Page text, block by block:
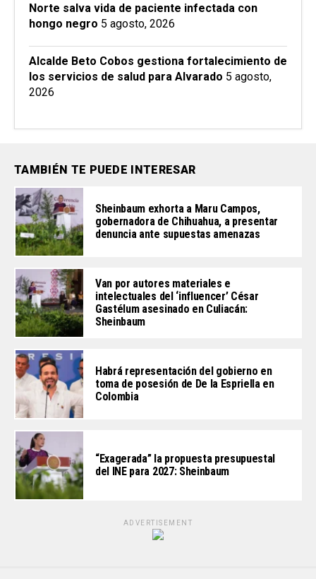
Norte salva vida de paciente infectada con
hongo negro 5 agosto, 2026
Alcalde Beto Cobos gestiona fortalecimiento de
los servicios de salud para Alvarado 5 agosto,
2026
TAMBIÉN TE PUEDE INTERESAR
Sheinbaum exhorta a Maru Campos,
gobernadora de Chihuahua, a presentar
denuncia ante supuestas amenazas
Van por autores materiales e
intelectuales del ‘influencer’ César
Gastélum asesinado en Culiacán:
Sheinbaum
Habrá representación del gobierno en
toma de posesión de De la Espriella en
Colombia
“Exagerada” la propuesta presupuestal
del INE para 2027: Sheinbaum
ADVERTISEMENT